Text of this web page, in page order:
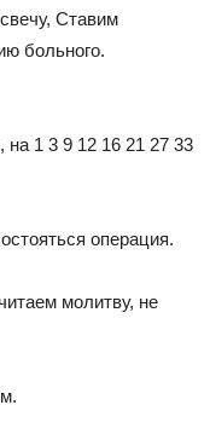
Ставим
больного.
на 1 3 9 12 16 21 27 33
операция.
молитву, не